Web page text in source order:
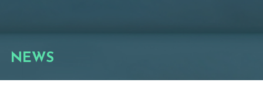
NEWS